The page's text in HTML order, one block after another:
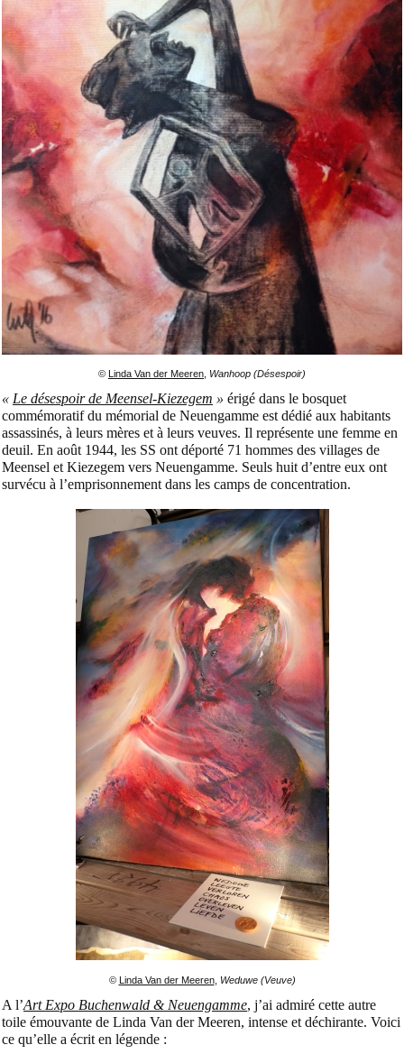
© Linda Van der Meeren Wanhoop (Désespoir)
« Le désespoir de Meensel-Kiezegem » érigé dans le bosquet
commémoratif du mémorial de Neuengamme est dédié aux habitants
assassinés, à leurs mères et à leurs veuves. Il représente une femme en
deuil. En août 1944, les SS ont déporté 71 hommes des villages de
Meensel et Kiezegem vers Neuengamme. Seuls huit d’entre eux ont
survécu à l’emprisonnement dans les camps de concentration.
© Linda Van der Meeren, Weduwe (Veuve)
A l’Art Expo Buchenwald & Neuengamme, j’ai admiré cette autre
toile émouvante de Linda Van der Meeren, intense et déchirante. Voici
ce qu’elle a écrit en légende :